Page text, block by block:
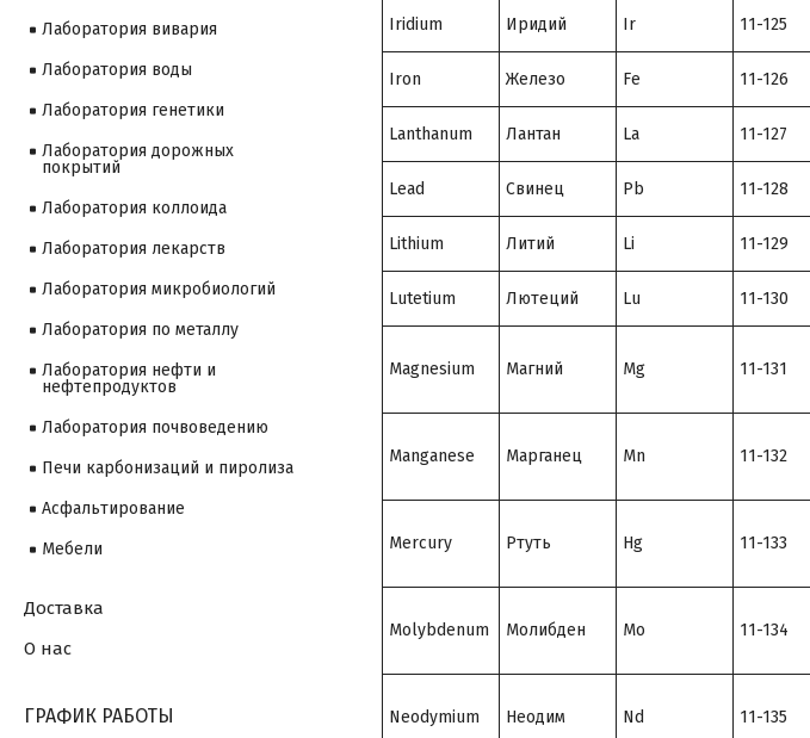
Iridium Иридий Ir 11-125
Iron Железо Fe 11-126
Lanthanum Лантан La 11-127
Lead Свинец Pb 11-128
Lithium Литий Li 11-129
Lutetium Лютеций Lu 11-130
Magnesium Магний Mg 11-131
Manganese Марганец Mn 11-132
Mercury Ртуть Hg 11-133
Molybdenum Молибден Mo 11-134
Neodymium Неодим Nd 11-135
Лаборатория вивария
Лаборатория воды
Лаборатория генетики
Лаборатория дорожных
покрытий
Лаборатория коллоида
Лаборатория лекарств
Лаборатория микробиологий
Лаборатория по металлу
Лаборатория нефти и
нефтепродуктов
Лаборатория почвоведению
Печи карбонизаций и пиролиза
Асфальтирование
Мебели
Доставка
О нас
ГРАФИК РАБОТЫ